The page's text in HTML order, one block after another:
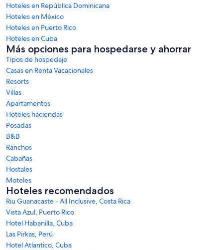
Hoteles en República Dominicana
Hoteles en México
Hoteles en Puerto Rico
Hoteles en Cuba
Más opciones para hospedarse y ahorrar
Tipos de hospedaje
Casas en Renta Vacacionales
Resorts
Villas
Apartamentos
Hoteles haciendas
Posadas
B&B
Ranchos
Cabañas
Hostales
Moteles
Hoteles recomendados
Riu Guanacaste - All Inclusive, Costa Rica
Vista Azul, Puerto Rico
Hotel Habanilla, Cuba
Las Pirkas, Perú
Hotel Atlantico, Cuba